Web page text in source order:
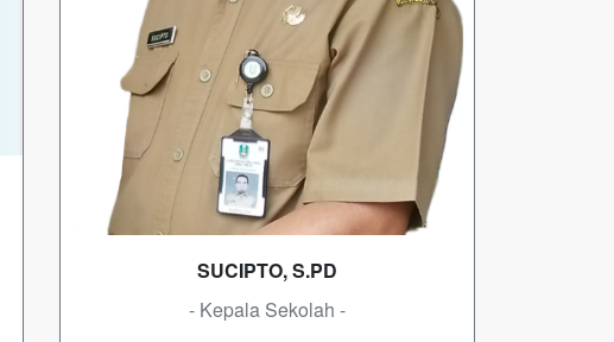
SUCIPTO, S.PD
- Kepala Sekolah -